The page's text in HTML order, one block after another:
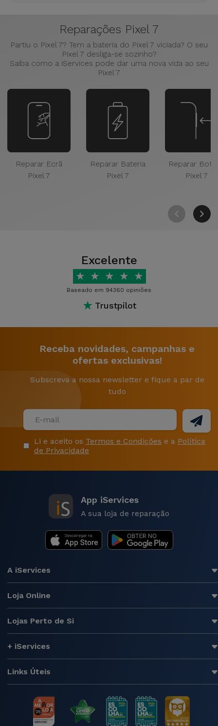
Reparações Pixel 7
Partiu o Pixel 7? Tem a bateria do Pixel 7 viciada? O seu
Pixel 7 desliga-se sozinho?
Saiba como a iServices pode dar uma nova vida ao seu
Pixel 7
Reparar Ecrã
Pixel 7
Reparar Bateria
Pixel 7
Reparar
Pixel 7
Excelente
★ ★ ★ ★ ★
Baseado em 94360 opiniões
★ Trustpilot
Receba novidades, campanhas e
ofertas exclusivas!
Subscreva a nossa newsletter e fique a par de
tudo
Li e aceito os Termos e Condições e a Política
de Privacidade
App iServices
A sua loja de reparação
A iServices
Loja Online
Lojas Perto de Si
+ iServices
Links Úteis